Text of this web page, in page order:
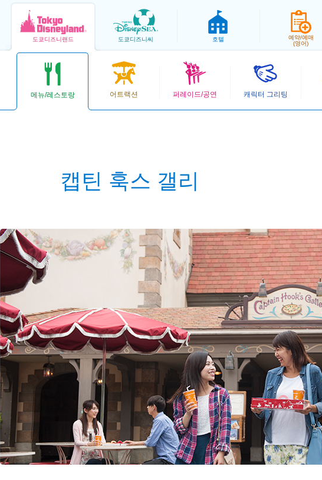
도쿄디즈니랜드 도쿄디즈니씨 호텔
예약/예매
(영어)
메뉴/레스토랑 어트랙션 퍼레이드/공연 캐릭터 그리팅
캡틴 훅스 갤리